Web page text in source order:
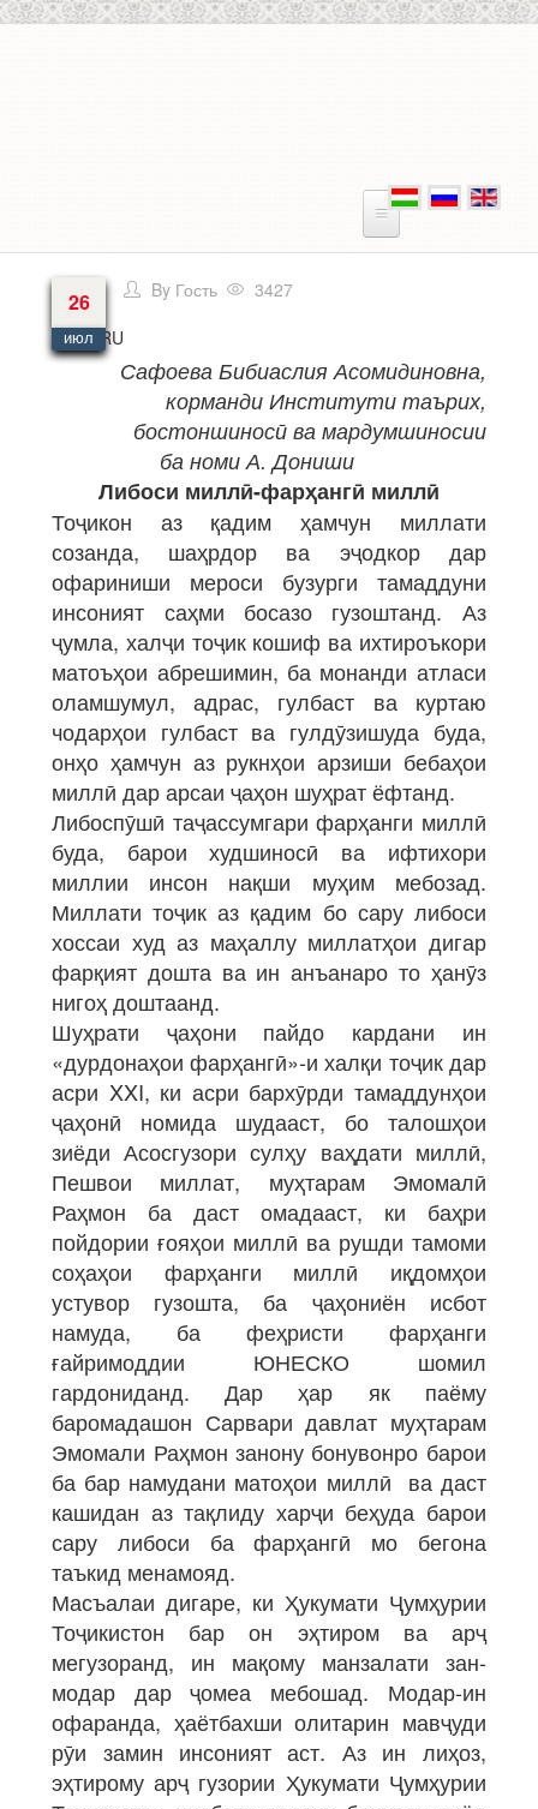
26
июл
By Гость
3427
Язык RU
Сафоева Бибиаслия Асомидиновна,
корманди Институти таърих,
бостоншиносӣ ва мардумшиносии
ба номи А. Дониши
Либоси миллӣ-фарҳангӣ миллӣ
Тоҷикон аз қадим ҳамчун миллати
созанда, шаҳрдор ва эҷодкор дар
офариниши мероси бузурги тамаддуни
инсоният саҳми босазо гузоштанд. Аз
ҷумла, халҷи тоҷик кошиф ва ихтироъкори
матоъҳои абрешимин, ба монанди атласи
оламшумул, адрас, гулбаст ва куртаю
чодарҳои гулбаст ва гулдӯзишуда буда,
онҳо ҳамчун аз рукнҳои арзиши бебаҳои
миллӣ дар арсаи ҷаҳон шуҳрат ёфтанд.
Либоспӯшӣ таҷассумгари фарҳанги миллӣ
буда, барои худшиносӣ ва ифтихори
миллии инсон нақши муҳим мебозад.
Миллати тоҷик аз қадим бо сару либоси
хоссаи худ аз маҳаллу миллатҳои дигар
фарқият дошта ва ин анъанаро то ҳанӯз
нигоҳ доштаанд.
Шуҳрати ҷаҳони пайдо кардани ин
«дурдонаҳои фарҳангӣ»-и халқи тоҷик дар
асри XXI, ки асри бархӯрди тамаддунҳои
ҷаҳонӣ номида шудааст, бо талошҳои
зиёди Асосгузори сулҳу ваҳдати миллӣ,
Пешвои миллат, муҳтарам Эмомалӣ
Раҳмон ба даст омадааст, ки баҳри
пойдории ғояҳои миллӣ ва рушди тамоми
соҳаҳои фарҳанги миллӣ иқдомҳои
устувор гузошта, ба ҷаҳониён исбот
намуда, ба феҳристи фарҳанги
ғайримоддии ЮНЕСКО шомил
гардониданд. Дар ҳар як паёму
баромадашон Сарвари давлат муҳтарам
Эмомали Раҳмон занону бонувонро барои
ба бар намудани матоҳои миллӣ ва даст
кашидан аз тақлиду харҷи беҳуда барои
сару либоси ба фарҳангӣ мо бегона
таъкид менамояд.
Масъалаи дигаре, ки Ҳукумати Ҷумҳурии
Тоҷикистон бар он эҳтиром ва арҷ
мегузоранд, ин мақому манзалати зан-
модар дар ҷомеа мебошад. Модар-ин
офаранда, ҳаётбахши олитарин мавҷуди
рӯи замин инсоният аст. Аз ин лиҳоз,
эҳтирому арҷ гузории Ҳукумати Ҷумҳурии